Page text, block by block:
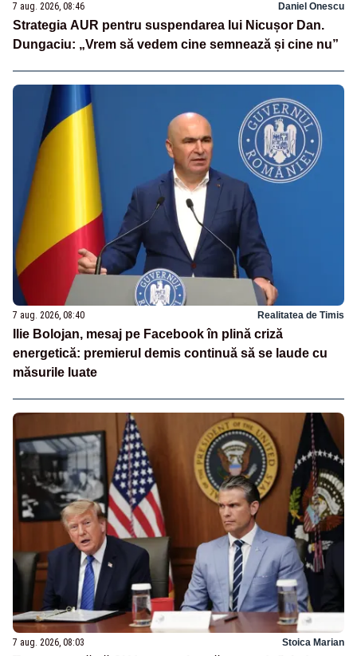
7 aug. 2026, 08:46 Daniel Onescu
Strategia AUR pentru suspendarea lui Nicușor Dan.
Dungaciu: „Vrem să vedem cine semnează și cine nu”
7 aug. 2026, 08:40 Realitatea de Timis
Ilie Bolojan, mesaj pe Facebook în plină criză
energetică: premierul demis continuă să se laude cu
măsurile luate
7 aug. 2026, 08:03 Stoica Marian